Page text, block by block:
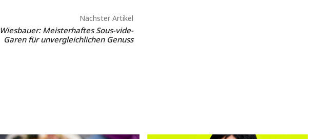
Nächster Artikel
Wiesbauer: Meisterhaftes Sous-vide-
Garen für unvergleichlichen Genuss